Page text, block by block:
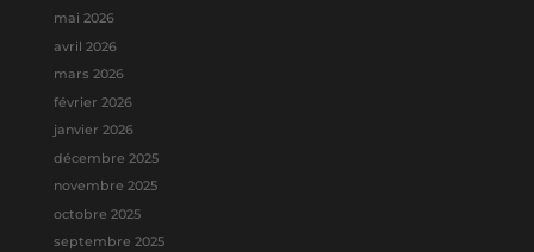
mai 2026
avril 2026
mars 2026
février 2026
janvier 2026
décembre 2025
novembre 2025
octobre 2025
septembre 2025